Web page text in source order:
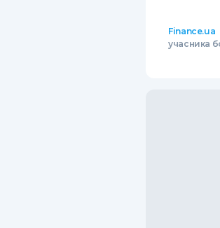
Finance.ua
учасника